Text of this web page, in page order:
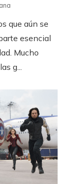
que aún se
esencial
Mucho
g...